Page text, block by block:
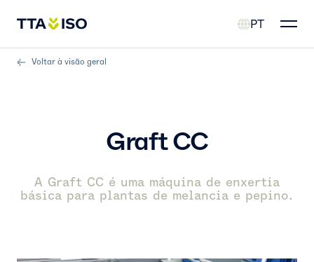
PT
Voltar à visão geral
Graft CC
A Graft CC é uma máquina de enxertia
básica para plantas de melancia e pepino.